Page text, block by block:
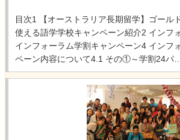
目次1 【オーストラリア長期留学】ゴール
使える語学学校キャンペーン紹介2 インフ
インフォーラム学割キャンペーン4 インフ
ペーン内容について4.1 その①～学割24パ…